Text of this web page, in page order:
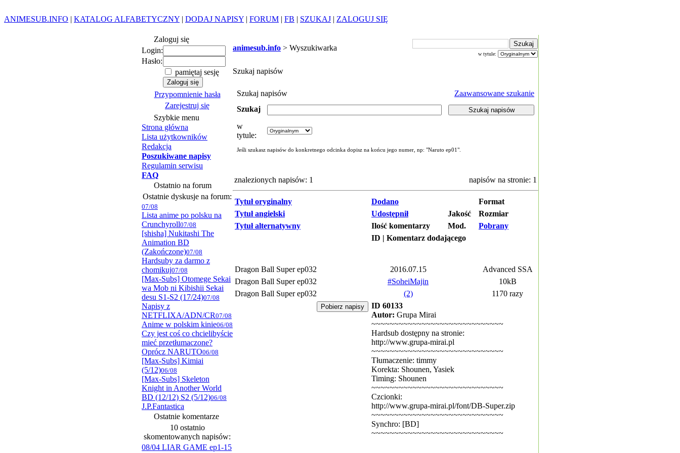
ANIMESUB.INFO | KATALOG ALFABETYCZNY | DODAJ NAPISY | FORUM | FB | SZUKAJ | ZALOGUJ SIĘ
Zaloguj się
Login:
Hasło:
pamiętaj sesję
Przypomnienie hasła
Zarejestruj się
Szybkie menu
Strona główna
Lista użytkowników
Redakcja
Poszukiwane napisy
Regulamin serwisu
FAQ
Ostatnio na forum
Ostatnie dyskusje na forum:
07/08
Lista anime po polsku na
Crunchyroll07/08
[shisha] Nukitashi The
Animation BD
(Zakończone)07/08
Hardsuby za darmo z
chomikuj07/08
[Max-Subs] Otomege Sekai
wa Mob ni Kibishii Sekai
desu S1-S2 (17/24)07/08
Napisy z
NETFLIXA/ADN/CR07/08
Anime w polskim kinie06/08
Czy jest coś co chcielibyście
mieć przetłumaczone?
Oprócz NARUTO06/08
[Max-Subs] Kimiai
(5/12)06/08
[Max-Subs] Skeleton
Knight in Another World
BD (12/12) S2 (5/12)06/08
J.P.Fantastica
Ostatnie komentarze
10 ostatnio
skomentowanych napisów:
08/04 LIAR GAME ep1-15
animesub.info > Wyszukiwarka
w tytule:
Szukaj napisów
Szukaj napisów
Zaawansowane szukanie
Szukaj
w
tytule:
Jeśli szukasz napisów do konkretnego odcinka dopisz na końcu jego numer, np: "Naruto ep01".
znalezionych napisów: 1 napisów na stronie: 1
Tytuł oryginalny Dodano
Format
Tytuł angielski
Udostępnił Jakość
Rozmiar
Tytuł alternatywny
Ilość komentarzy Mod.
Pobrany
ID | Komentarz dodającego
Dragon Ball Super ep032 2016.07.15
Advanced SSA
Dragon Ball Super ep032
#SoheiMajin
10kB
Dragon Ball Super ep032
(2)
1170 razy
ID 60133
Autor: Grupa Mirai
~~~~~~~~~~~~~~~~~~~~~~~~~~~~~
Hardsub dostępny na stronie:
http://www.grupa-mirai.pl
~~~~~~~~~~~~~~~~~~~~~~~~~~~~~
Tłumaczenie: timmy
Korekta: Shounen, Yasiek
Timing: Shounen
~~~~~~~~~~~~~~~~~~~~~~~~~~~~~
Czcionki:
http://www.grupa-mirai.pl/font/DB-Super.zip
~~~~~~~~~~~~~~~~~~~~~~~~~~~~~
Synchro: [BD]
~~~~~~~~~~~~~~~~~~~~~~~~~~~~~